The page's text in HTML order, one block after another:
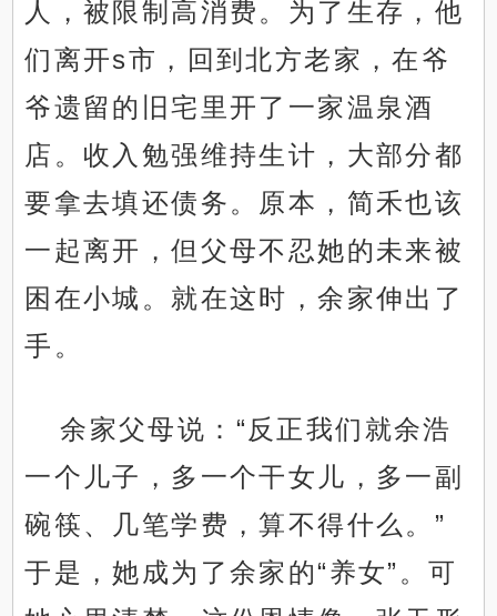
人，被限制高消费。为了生存，他
们离开s市，回到北方老家，在爷
爷遗留的旧宅里开了一家温泉酒
店。收入勉强维持生计，大部分都
要拿去填还债务。原本，简禾也该
一起离开，但父母不忍她的未来被
困在小城。就在这时，余家伸出了
手。
余家父母说：“反正我们就余浩
一个儿子，多一个干女儿，多一副
碗筷、几笔学费，算不得什么。”
于是，她成为了余家的“养女”。可